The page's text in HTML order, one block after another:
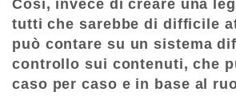
Così, invece di creare una
tutti che sarebbe di difficile
può contare su un sistema
controllo sui contenuti, che
caso per caso e in base al